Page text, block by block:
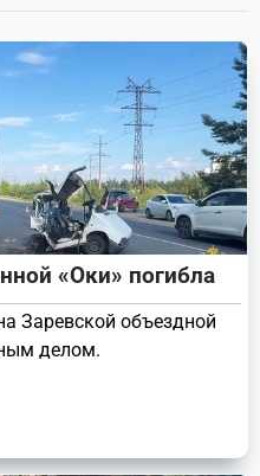
«Оки» погибла
Заревской объездной
делом.